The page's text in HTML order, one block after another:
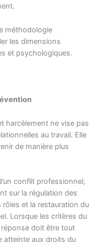
méthodologie
les dimensions
et psychologiques.
harcèlement ne vise pas
au travail. Elle
de manière plus
conflit professionnel,
sur la régulation des
et la restauration du
Lorsque les critères du
doit être tout
atteinte aux droits du